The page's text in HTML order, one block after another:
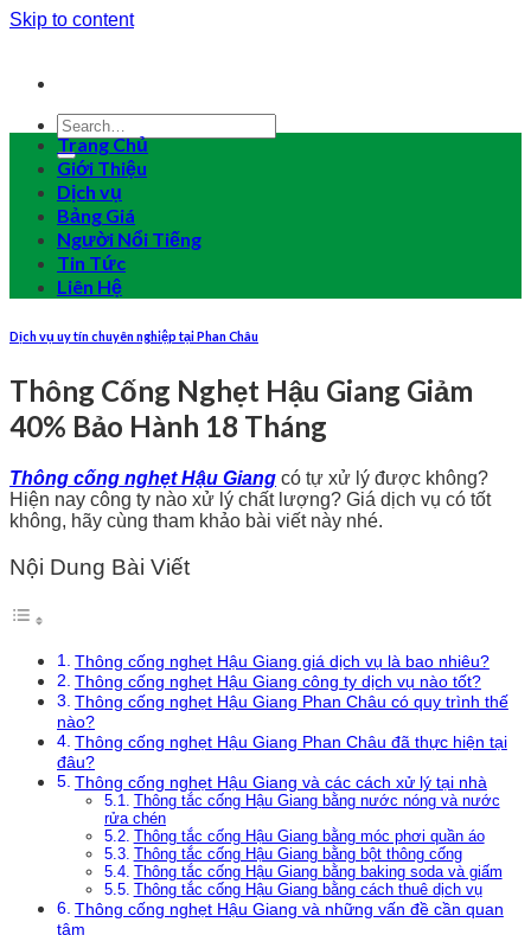
Skip to content
Trang Chủ
Giới Thiệu
Dịch vụ
Bảng Giá
Người Nổi Tiếng
Tin Tức
Liên Hệ
Dịch vụ uy tín chuyên nghiệp tại Phan Châu
Thông Cống Nghẹt Hậu Giang Giảm
40% Bảo Hành 18 Tháng
Thông cống nghẹt Hậu Giang có tự xử lý được không?
Hiện nay công ty nào xử lý chất lượng? Giá dịch vụ có tốt
không, hãy cùng tham khảo bài viết này nhé.
Nội Dung Bài Viết
Thông cống nghẹt Hậu Giang giá dịch vụ là bao nhiêu?
Thông cống nghẹt Hậu Giang công ty dịch vụ nào tốt?
Thông cống nghẹt Hậu Giang Phan Châu có quy trình thế
nào?
Thông cống nghẹt Hậu Giang Phan Châu đã thực hiện tại
đâu?
Thông cống nghẹt Hậu Giang và các cách xử lý tại nhà
Thông tắc cống Hậu Giang bằng nước nóng và nước
rửa chén
Thông tắc cống Hậu Giang bằng móc phơi quần áo
Thông tắc cống Hậu Giang bằng bột thông cống
Thông tắc cống Hậu Giang bằng baking soda và giấm
Thông tắc cống Hậu Giang bằng cách thuê dịch vụ
Thông cống nghẹt Hậu Giang và những vấn đề cần quan
tâm